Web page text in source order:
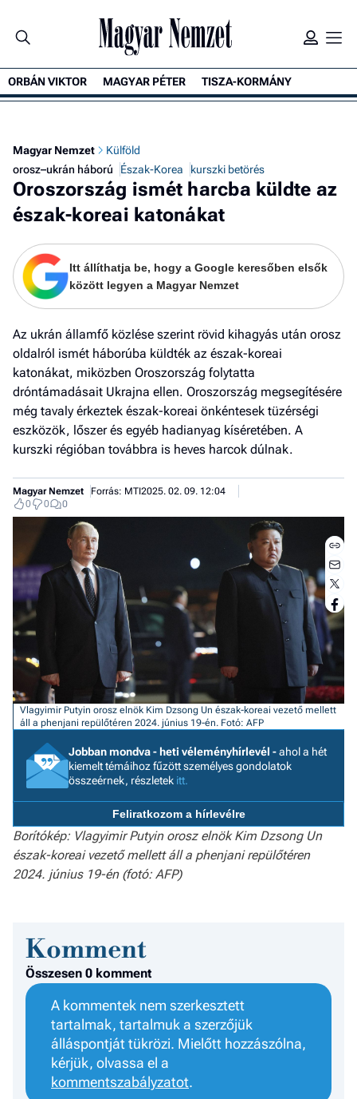
a
ORBÁN VIKTOR MAGYAR PÉTER TISZA-KORMÁNY
Magyar Nemzet
Külföld
orosz–ukrán háború
Észak-Korea kurszki betörés
Oroszország ismét harcba küldte az
észak-koreai katonákat
Itt állíthatja be, hogy a Google keresőben elsők
között legyen a Magyar Nemzet
Az ukrán államfő közlése szerint rövid kihagyás után orosz
oldalról ismét háborúba küldték az észak-koreai
katonákat, miközben Oroszország folytatta
dróntámadásait Ukrajna ellen. Oroszország megsegítésére
még tavaly érkeztek észak-koreai önkéntesek tüzérségi
eszközök, lőszer és egyéb hadianyag kíséretében. A
kurszki régióban továbbra is heves harcok dúlnak.
Magyar Nemzet Forrás: MTI2025. 02. 09. 12:04
0
0 0
Vlagyimir Putyin orosz elnök Kim Dzsong Un észak-koreai vezető mellett
áll a phenjani repülőtéren 2024. június 19-én. Fotó: AFP
Jobban mondva - heti véleményhírlevél -ahol a hét
kiemelt témáihoz fűzött személyes gondolatok
összeérnek, részletek itt.
Feliratkozom a hírlevélre
Borítókép: Vlagyimir Putyin orosz elnök Kim Dzsong Un
észak-koreai vezető mellett áll a phenjani repülőtéren
2024. június 19-én (fotó: AFP)
Komment
Összesen 0 komment
A kommentek nem szerkesztett
tartalmak, tartalmuk a szerzőjük
álláspontját tükrözi. Mielőtt hozzászólna,
kérjük, olvassa el a
kommentszabályzatot.